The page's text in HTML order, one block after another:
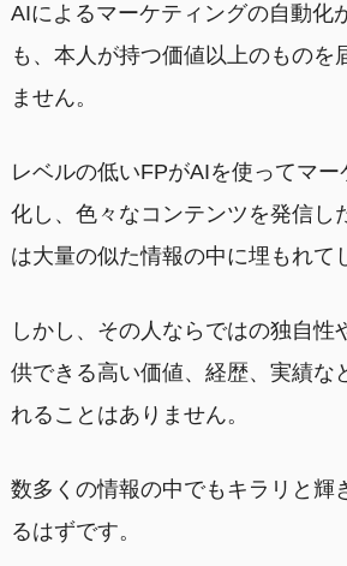
AIによるマーケティングの自動化
も、本人が持つ価値以上のものを
ません。
レベルの低いFPがAIを使ってマ
化し、色々なコンテンツを発信し
は大量の似た情報の中に埋もれて
しかし、その人ならではの独自性
供できる高い価値、経歴、実績な
れることはありません。
数多くの情報の中でもキラリと輝
るはずです。